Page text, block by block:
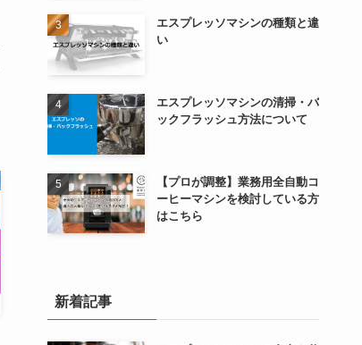
エスプレッソマシンの種類と違
い
エスプレッソマシンの清掃・バ
ックフラッシュ方法について
【プロが調整】業務用全自動コ
ーヒーマシンを検討している方
はこちら
新着記事